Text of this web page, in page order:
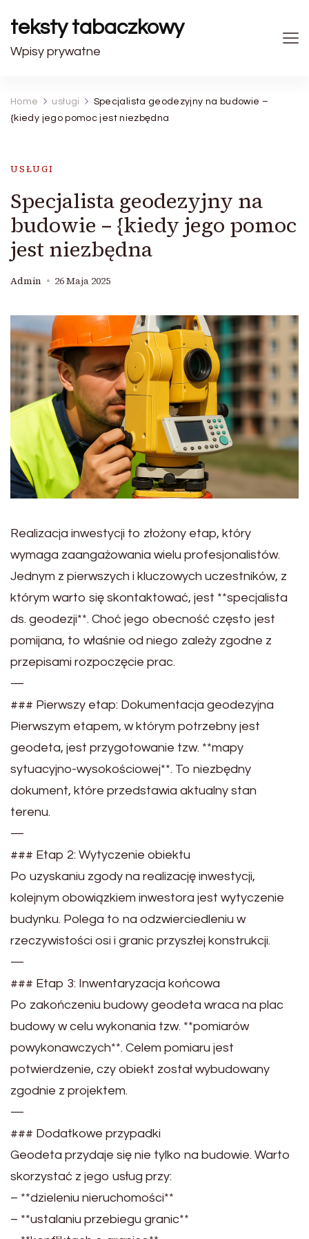
teksty tabaczkowy
Wpisy prywatne
Home usługi
Specjalista geodezyjny na budowie –
{kiedy jego pomoc jest niezbędna
USŁUGI
Specjalista geodezyjny na
budowie – {kiedy jego pomoc
jest niezbędna
Admin 26 Maja 2025
Realizacja inwestycji to złożony etap, który
wymaga zaangażowania wielu profesjonalistów.
Jednym z pierwszych i kluczowych uczestników, z
którym warto się skontaktować, jest **specjalista
ds. geodezji**. Choć jego obecność często jest
pomijana, to właśnie od niego zależy zgodne z
przepisami rozpoczęcie prac.
—
### Pierwszy etap: Dokumentacja geodezyjna
Pierwszym etapem, w którym potrzebny jest
geodeta, jest przygotowanie tzw. **mapy
sytuacyjno-wysokościowej**. To niezbędny
dokument, które przedstawia aktualny stan
terenu.
—
### Etap 2: Wytyczenie obiektu
Po uzyskaniu zgody na realizację inwestycji,
kolejnym obowiązkiem inwestora jest wytyczenie
budynku. Polega to na odzwierciedleniu w
rzeczywistości osi i granic przyszłej konstrukcji.
—
### Etap 3: Inwentaryzacja końcowa
Po zakończeniu budowy geodeta wraca na plac
budowy w celu wykonania tzw. **pomiarów
powykonawczych**. Celem pomiaru jest
potwierdzenie, czy obiekt został wybudowany
zgodnie z projektem.
—
### Dodatkowe przypadki
Geodeta przydaje się nie tylko na budowie. Warto
skorzystać z jego usług przy:
– **dzieleniu nieruchomości**
– **ustalaniu przebiegu granic**